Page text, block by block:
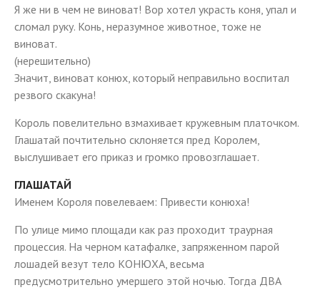
Я же ни в чем не виноват! Вор хотел украсть коня, упал и
сломал руку. Конь, неразумное животное, тоже не
виноват.
(нерешительно)
Значит, виноват конюх, который неправильно воспитал
резвого скакуна!
Король повелительно взмахивает кружевным платочком.
Глашатай почтительно склоняется пред Королем,
выслушивает его приказ и громко провозглашает.
ГЛАШАТАЙ
Именем Короля повелеваем: Привести конюха!
По улице мимо площади как раз проходит траурная
процессия. На черном катафалке, запряженном парой
лошадей везут тело КОНЮХА, весьма
предусмотрительно умершего этой ночью. Тогда ДВА